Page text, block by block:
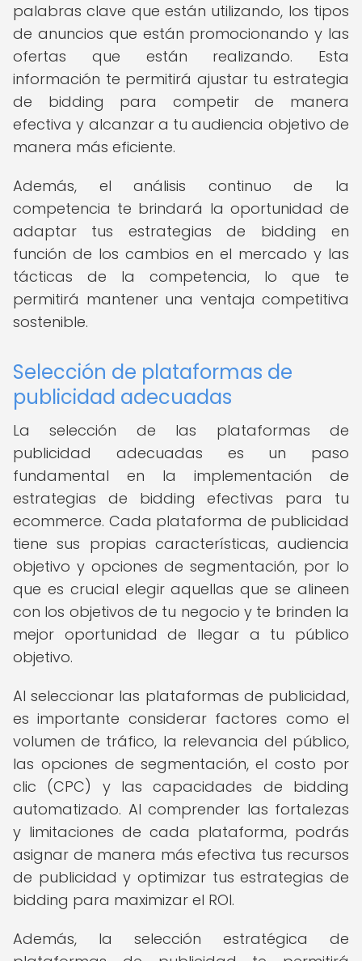
palabras clave que están utilizando, los tipos
de anuncios que están promocionando y las
ofertas que están realizando. Esta
información te permitirá ajustar tu estrategia
de bidding para competir de manera
efectiva y alcanzar a tu audiencia objetivo de
manera más eficiente.
Además, el análisis continuo de la
competencia te brindará la oportunidad de
adaptar tus estrategias de bidding en
función de los cambios en el mercado y las
tácticas de la competencia, lo que te
permitirá mantener una ventaja competitiva
sostenible.
Selección de plataformas de
publicidad adecuadas
La selección de las plataformas de
publicidad adecuadas es un paso
fundamental en la implementación de
estrategias de bidding efectivas para tu
ecommerce. Cada plataforma de publicidad
tiene sus propias características, audiencia
objetivo y opciones de segmentación, por lo
que es crucial elegir aquellas que se alineen
con los objetivos de tu negocio y te brinden la
mejor oportunidad de llegar a tu público
objetivo.
Al seleccionar las plataformas de publicidad,
es importante considerar factores como el
volumen de tráfico, la relevancia del público,
las opciones de segmentación, el costo por
clic (CPC) y las capacidades de bidding
automatizado. Al comprender las fortalezas
y limitaciones de cada plataforma, podrás
asignar de manera más efectiva tus recursos
de publicidad y optimizar tus estrategias de
bidding para maximizar el ROI.
Además, la selección estratégica de